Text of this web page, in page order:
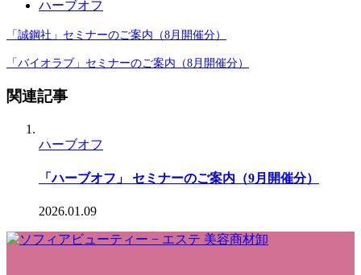
ハーブオフ
「誠鋼社」セミナーのご案内（8月開催分）
「バイオラブ」セミナーのご案内（8月開催分）
関連記事
ハーブオフ
「ハーブオフ」 セミナーのご案内（9月開催分）
2026.01.09